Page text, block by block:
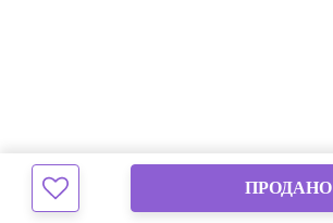
ПРОДАНО